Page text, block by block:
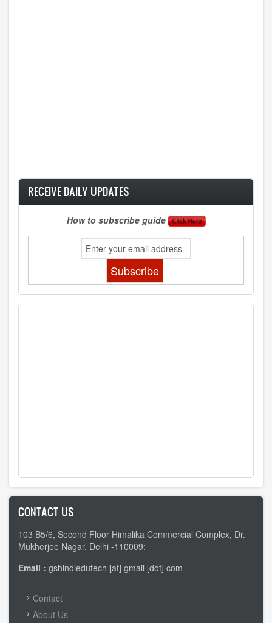
RECEIVE DAILY UPDATES
How to subscribe guide
CONTACT US
103 B5/6, Second Floor Himalika Commercial Complex, Dr.
Mukherjee Nagar, Delhi -110009;
Email : gshindiedutech [at] gmail [dot] com
FOOTER
MENU
Contact
About Us